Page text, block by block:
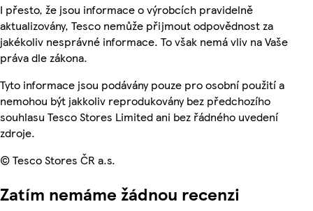
I přesto, že jsou informace o výrobcích pravidelně
aktualizovány, Tesco nemůže přijmout odpovědnost za
jakékoliv nesprávné informace. To však nemá vliv na Vaše
práva dle zákona.
Tyto informace jsou podávány pouze pro osobní použití a
nemohou být jakkoliv reprodukovány bez předchozího
souhlasu Tesco Stores Limited ani bez řádného uvedení
zdroje.
© Tesco Stores ČR a.s.
Zatím nemáme žádnou recenzi